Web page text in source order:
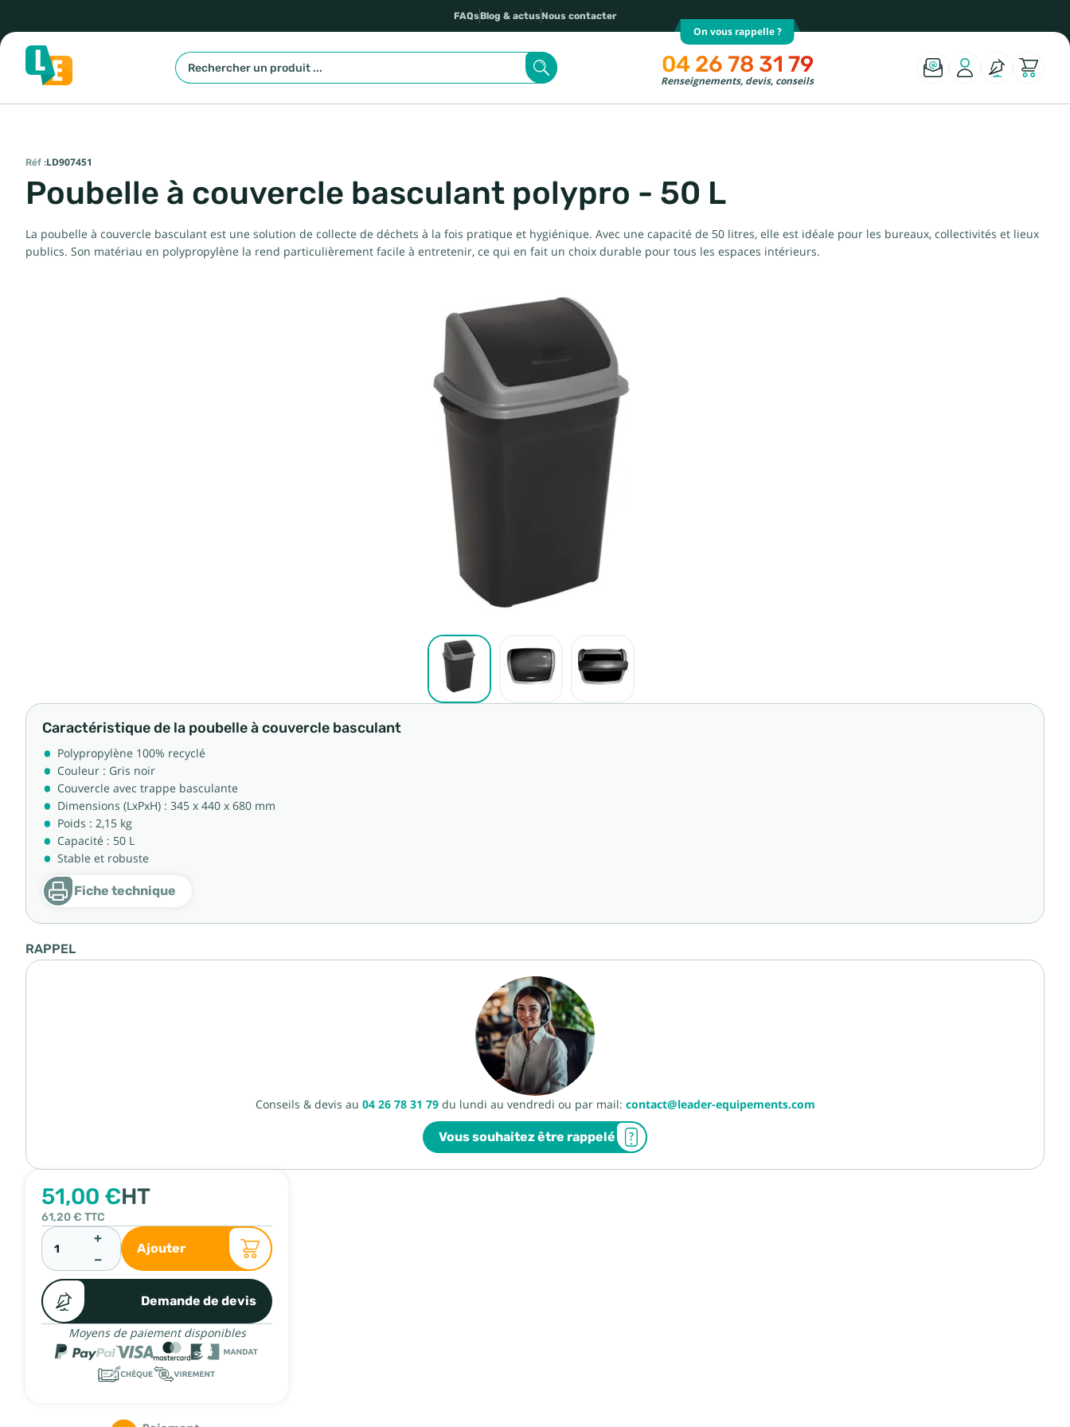
FAQsBlog & actusNous contacter
On vous rappelle ?
04 26 78 31 79
Renseignements, devis, conseils
51,00 €HT
61,20 € TTC
+
−
Ajouter
Demande de devis
Moyens de paiement disponibles
Réf :LD907451
Poubelle à couvercle basculant polypro - 50 L
La poubelle à couvercle basculant est une solution de collecte de déchets à la fois pratique et hygiénique. Avec une capacité de 50 litres, elle est idéale pour les bureaux, collectivités et lieux
publics. Son matériau en polypropylène la rend particulièrement facile à entretenir, ce qui en fait un choix durable pour tous les espaces intérieurs.
Caractéristique de la poubelle à couvercle basculant
Polypropylène 100% recyclé
Couleur : Gris noir
Couvercle avec trappe basculante
Dimensions (LxPxH) : 345 x 440 x 680 mm
Poids : 2,15 kg
Capacité : 50 L
Stable et robuste
Fiche technique
RAPPEL
Conseils & devis au 04 26 78 31 79du lundi au vendredi ou par mail: contact@leader-equipements.com
Vous souhaitez être rappelé